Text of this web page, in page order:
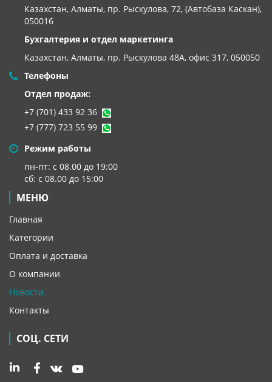
Казахстан, Алматы, пр. Рыскулова, 72, (Автобаза Каскан),
050016
Бухгалтерия и отдел маркетинга
Казахстан, Алматы, пр. Рыскулова 48А, офис 317, 050050
Телефоны
Отдел продаж:
+7 (701) 433 92 36
+7 (777) 723 55 99
Режим работы
пн-пт: с 08.00 до 19:00
сб: с 08.00 до 15:00
МЕНЮ
Главная
Категории
Оплата и доставка
О компании
Новости
Контакты
СОЦ. СЕТИ